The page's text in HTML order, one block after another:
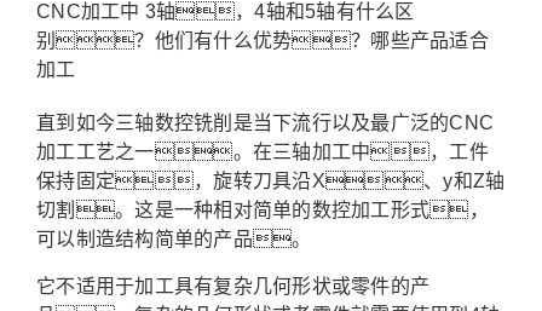
CNC加工中 3轴，4轴和5轴有什么区
别？他们有什么优势？哪些产品适合
加工
直到如今三轴数控铣削是当下流行以及最广泛的CNC
加工工艺之一。在三轴加工中，工件
保持固定，旋转刀具沿X、y和Z轴
切割。这是一种相对简单的数控加工形式，
可以制造结构简单的产品。
它不适用于加工具有复杂几何形状或零件的产